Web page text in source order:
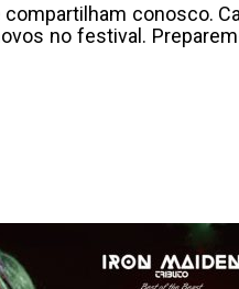
conosco.
no festival.